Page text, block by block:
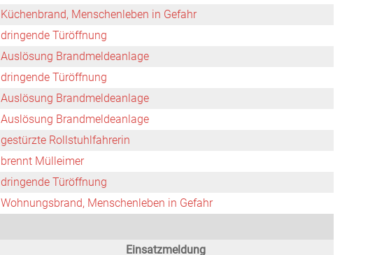
Küchenbrand, Menschenleben in Gefahr
dringende Türöffnung
Auslösung Brandmeldeanlage
dringende Türöffnung
Auslösung Brandmeldeanlage
Auslösung Brandmeldeanlage
gestürzte Rollstuhlfahrerin
brennt Mülleimer
dringende Türöffnung
Wohnungsbrand, Menschenleben in Gefahr
Einsatzmeldung